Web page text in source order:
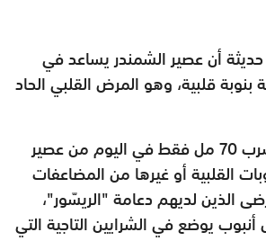
أن عصير الشمندر يساعد في
بنوبة قلبية، وهو المرض القلبي الحاد
ووجد الباحثون أن شرب 70 مل فقط في اليوم من عصير
القلبية أو غيرها من المضاعفات
الذين لديهم دعامة "الريسّور"،
يوضع في الشرايين التاجية التي